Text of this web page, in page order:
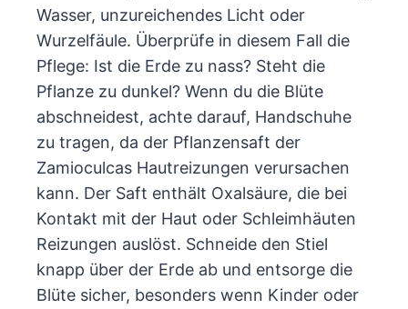
Wasser, unzureichendes Licht oder
Wurzelfäule. Überprüfe in diesem Fall die
Pflege: Ist die Erde zu nass? Steht die
Pflanze zu dunkel? Wenn du die Blüte
abschneidest, achte darauf, Handschuhe
zu tragen, da der Pflanzensaft der
Zamioculcas Hautreizungen verursachen
kann. Der Saft enthält Oxalsäure, die bei
Kontakt mit der Haut oder Schleimhäuten
Reizungen auslöst. Schneide den Stiel
knapp über der Erde ab und entsorge die
Blüte sicher, besonders wenn Kinder oder